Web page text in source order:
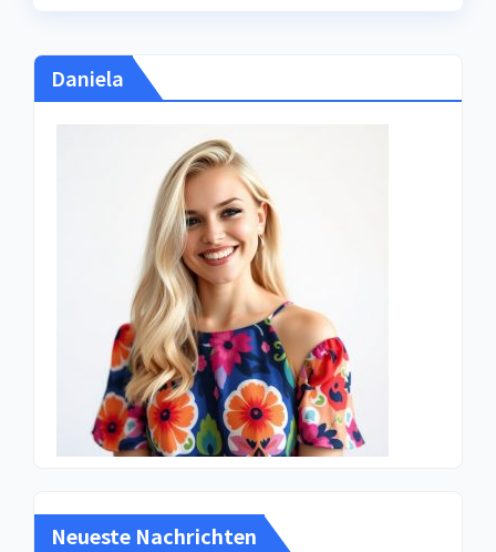
Daniela
Neueste Nachrichten